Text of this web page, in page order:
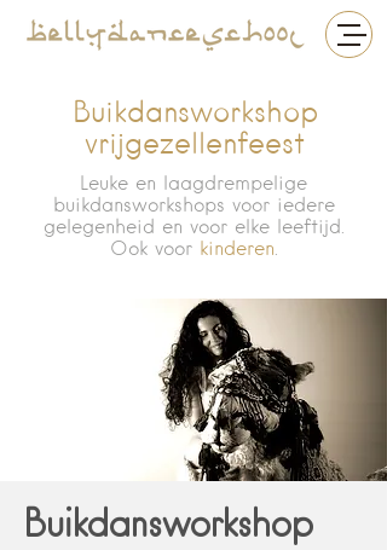
Buikdansworkshop
vrijgezellenfeest
Leuke en laagdrempelige
buikdansworkshops voor iedere
gelegenheid en voor elke leeftijd.
Ook voor kinderen.
Buikdansworkshop